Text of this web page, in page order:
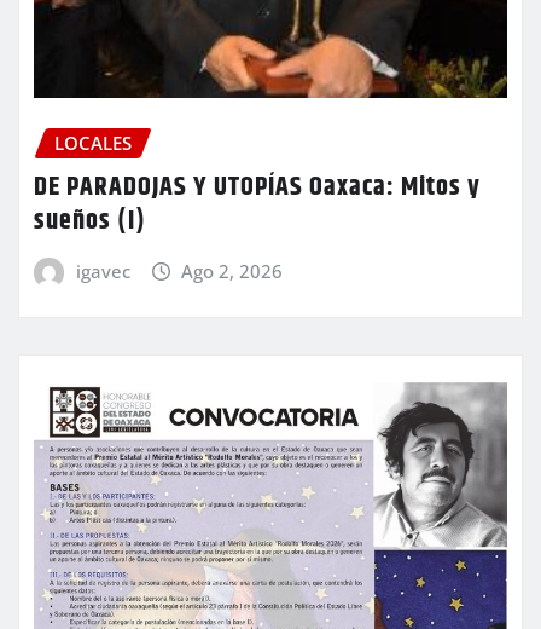
LOCALES
DE PARADOJAS Y UTOPÍAS Oaxaca: Mitos y
sueños (I)
igavec Ago 2, 2026